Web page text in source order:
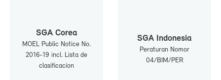
SGA Co­rea
MOEL Pu­blic No­ti­ce No.
2016-19 incl. Lis­ta de
cla­si­fi­ca­cion
SGA In­do­ne­sia
Pe­ra­tu­ran No­mor
04/BIM/PER